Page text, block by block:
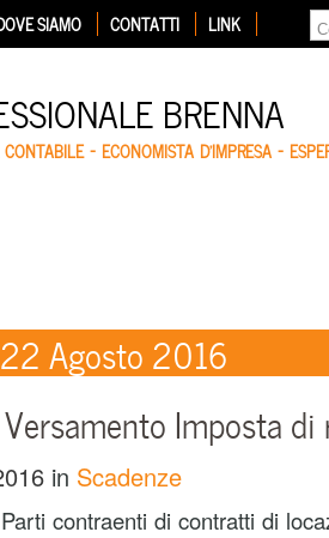
SIAMO CONTATTI LINK
BRENNA
CONTABILE – ECONOMISTA D'IMPRESA –
Agosto 2016
Versamento Imposta
in Scadenze
contraenti di contratti di